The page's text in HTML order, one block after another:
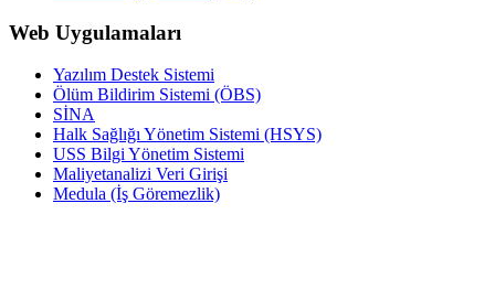
Web Uygulamaları
Yazılım Destek Sistemi
Ölüm Bildirim Sistemi (ÖBS)
SİNA
Halk Sağlığı Yönetim Sistemi (HSYS)
USS Bilgi Yönetim Sistemi
Maliyetanalizi Veri Girişi
Medula (İş Göremezlik)